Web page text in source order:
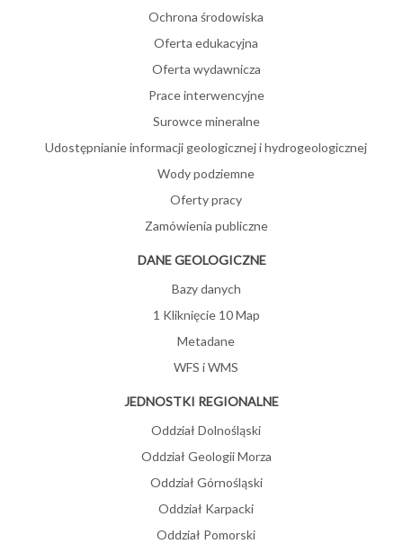
Ochrona środowiska
Oferta edukacyjna
Oferta wydawnicza
Prace interwencyjne
Surowce mineralne
Udostępnianie informacji geologicznej i hydrogeologicznej
Wody podziemne
Oferty pracy
Zamówienia publiczne
DANE GEOLOGICZNE
Bazy danych
1 Kliknięcie 10 Map
Metadane
WFS i WMS
JEDNOSTKI REGIONALNE
Oddział Dolnośląski
Oddział Geologii Morza
Oddział Górnośląski
Oddział Karpacki
Oddział Pomorski